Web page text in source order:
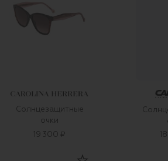
Солнцезащитные
очки
19 300 ₽